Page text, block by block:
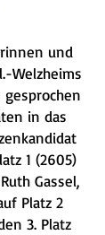
und
Welzheims
in das
1 (2605)
Gassel,
Platz 2
3. Platz